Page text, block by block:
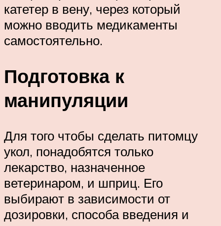
катетер в вену, через который
можно вводить медикаменты
самостоятельно.
Подготовка к
манипуляции
Для того чтобы сделать питомцу
укол, понадобятся только
лекарство, назначенное
ветеринаром, и шприц. Его
выбирают в зависимости от
дозировки, способа введения и